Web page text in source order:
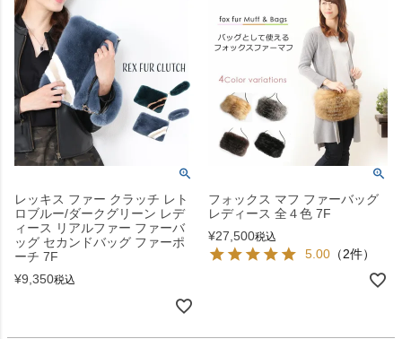
レッキス ファー クラッチ レト
ロブルー/ダークグリーン レデ
ィース リアルファー ファーバ
ッグ セカンドバッグ ファーポ
ーチ 7F
¥9,350税込
フォックス マフ ファーバッグ
レディース 全４色 7F
¥27,500税込
5.00 （2件）